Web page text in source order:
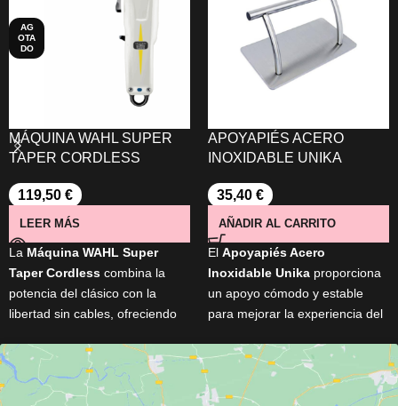
AG
OTA
DO
MÁQUINA WAHL SUPER
TAPER CORDLESS
119,50 €
LEER MÁS
La Máquina WAHL Super
Taper Cordless combina la
potencia del clásico con la
libertad sin cables, ofreciendo
cuchilla cromada ajustable y su
motor profesional de alto
rendimiento, ideal para uso
APOYAPIÉS ACERO
INOXIDABLE UNIKA
35,40 €
AÑADIR AL CARRITO
El Apoyapiés Acero
Inoxidable Unika proporciona
un apoyo cómodo y estable
para mejorar la experiencia del
barberías y salones de
belleza. Fabricado en acero
inoxidable de alta calidad,